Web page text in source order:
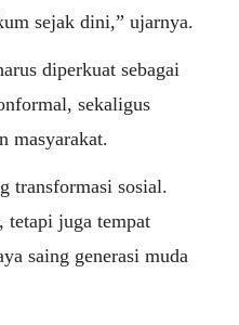
sejak dini,” ujarnya.
diperkuat sebagai
sekaligus
masyarakat.
transformasi sosial.
tetapi juga tempat
saing generasi muda